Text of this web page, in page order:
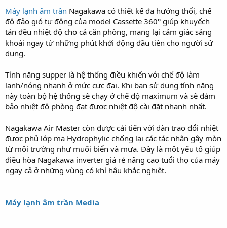
Máy lạnh âm trần Nagakawa có thiết kế đa hướng thổi, chế
độ đảo gió tự động của model Cassette 360° giúp khuyếch
tán đều nhiệt độ cho cả căn phòng, mang lại cảm giác sảng
khoái ngay từ những phút khởi động đầu tiên cho người sử
dụng.
Tính năng supper là hệ thống điều khiển với chế độ làm
lạnh/nóng nhanh ở mức cực đại. Khi bạn sử dụng tính năng
này toàn bộ hệ thống sẽ chạy ở chế độ maximum và sẽ đảm
bảo nhiệt độ phòng đạt được nhiệt độ cài đặt nhanh nhất.
Nagakawa Air Master còn được cải tiến với dàn trao đổi nhiệt
được phủ lớp mạ Hydrophylic chống lại các tác nhân gây mòn
từ môi trường như muối biển và mưa. Đây là một yếu tố giúp
điều hòa Nagakawa inverter giá rẻ nâng cao tuổi thọ của máy
ngay cả ở những vùng có khí hậu khắc nghiệt.
Máy lạnh âm trần Media